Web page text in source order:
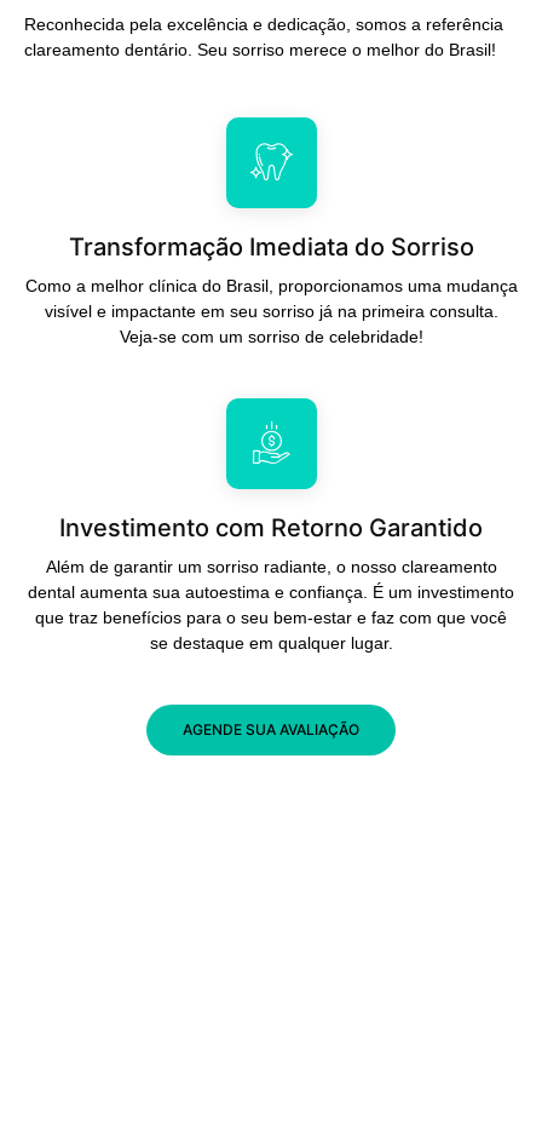
Reconhecida pela excelência e dedicação, somos a referência
clareamento dentário. Seu sorriso merece o melhor do Brasil!
Transformação Imediata do Sorriso
Como a melhor clínica do Brasil, proporcionamos uma mudança
visível e impactante em seu sorriso já na primeira consulta.
Veja-se com um sorriso de celebridade!
Investimento com Retorno Garantido
Além de garantir um sorriso radiante, o nosso clareamento
dental aumenta sua autoestima e confiança. É um investimento
que traz benefícios para o seu bem-estar e faz com que você
se destaque em qualquer lugar.
AGENDE SUA AVALIAÇÃO